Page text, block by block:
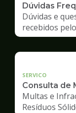
Dúvidas
Dúvidas e
recebidos
SERVICO
Consulta de
Multas e
Resíduos